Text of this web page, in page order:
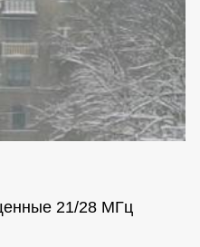
21/28 МГц